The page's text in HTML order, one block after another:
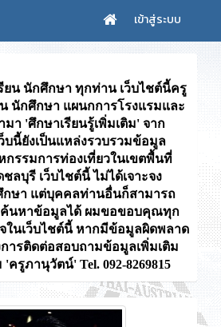
เข้าสู่ระบบ
ยน นักศึกษา ทุกท่าน เว็บไชต์นี้ครู
นักศึกษา แผนกการโรงแรมและ
มา 'ศึกษาเรียนรู้เพิ่มเติม' จาก
บนี้ยังเป็นแหล่งรวบรวมข้อมูล
กรรมการท่องเที่ยวในเขตพื้นที่
ลบุรี เว็บไชต์นี้ ไม่ได้เจาะจง
กษา แต่บุคคลท่านอื่นก็สามารถ
ค้นหาข้อมูลได้ ผมขอขอบคุณทุก
ในเว็บไชต์นี้ หากมีข้อมูลผิดพลาด
ารติดต่อสอบถามข้อมูลเพิ่มเติม
รูภานุวัตน์' Tel. 092-8269815